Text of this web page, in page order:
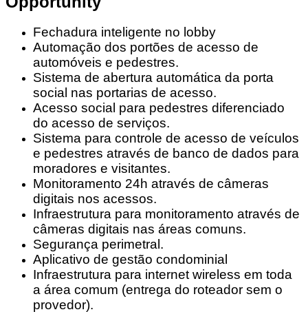
Fechadura inteligente no lobby
Automação dos portões de acesso de
automóveis e pedestres.
Sistema de abertura automática da porta
social nas portarias de acesso.
Acesso social para pedestres diferenciado
do acesso de serviços.
Sistema para controle de acesso de veículos
e pedestres através de banco de dados para
moradores e visitantes.
Monitoramento 24h através de câmeras
digitais nos acessos.
Infraestrutura para monitoramento através de
câmeras digitais nas áreas comuns.
Segurança perimetral.
Aplicativo de gestão condominial
Infraestrutura para internet wireless em toda
a área comum (entrega do roteador sem o
provedor).